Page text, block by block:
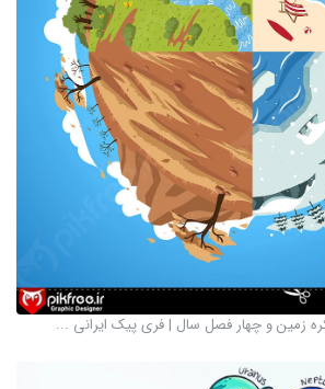
زمین و چهار فصل سال | فری پیک ایرانی ...